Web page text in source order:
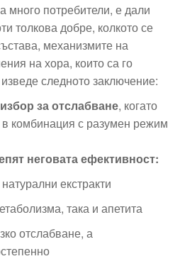
много потребители, е дали
толкова добре, колкото се
механизмите на
на хора, които са го
следното заключение:
за отслабване, когато
комбинация с разумен режим
неговата ефективност:
екстракти
така и апетита
отслабване, а